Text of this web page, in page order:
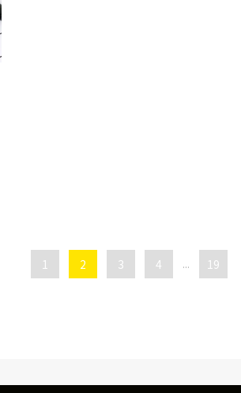
1 2 3 4 ... 19